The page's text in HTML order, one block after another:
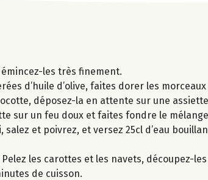
émincez-les très finement.
d’huile d’olive, faites dorer les
déposez-la en attente sur une
sur un feu doux et faites fondre le
salez et poivrez, et versez 25cl d’eau
les carottes et les navets, découpez-
de cuisson.